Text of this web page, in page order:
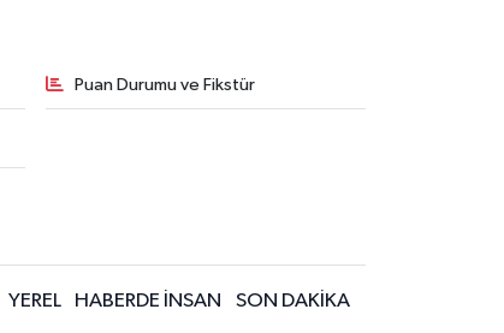
Puan Durumu ve Fikstür
YEREL HABERDE İNSAN SON DAKİKA